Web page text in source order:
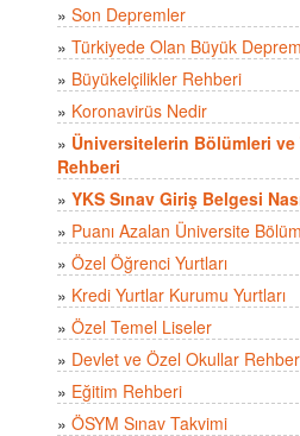
» Son Depremler
» Türkiyede Olan Büyük
» Büyükelçilikler Rehberi
» Koronavirüs Nedir
» Üniversitelerin Bölümleri ve
Rehberi
» YKS Sınav Giriş Belgesi
» Puanı Azalan Üniversite
» Özel Öğrenci Yurtları
» Kredi Yurtlar Kurumu Yurtları
» Özel Temel Liseler
» Devlet ve Özel Okullar
» Eğitim Rehberi
» ÖSYM Sınav Takvimi